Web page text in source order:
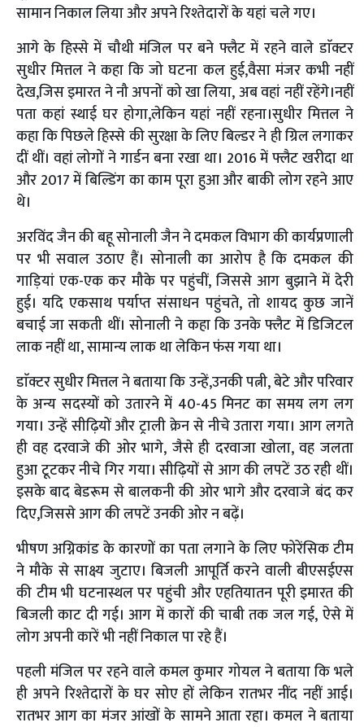
सामान निकाल लिया और अपने रिश्तेदारों के यहां चले गए।
आगे के हिस्से में चौथी मंजिल पर बने फ्लैट में रहने वाले डाॅक्टर
सुधीर मित्तल ने कहा कि जो घटना कल हुई,वैसा मंजर कभी नहीं
देख,जिस इमारत ने नौ अपनों को खा लिया, अब वहां नहीं रहेंगे।नहीं
पता कहां स्थाई घर होगा,लेकिन यहां नहीं रहना।सुधीर मित्तल ने
कहा कि पिछले हिस्से की सुरक्षा के लिए बिल्डर ने ही ग्रिल लगाकर
दीं थीं। वहां लोगों ने गार्डन बना रखा था। 2016 में फ्लैट खरीदा था
और 2017 में बिल्डिंग का काम पूरा हुआ और बाकी लोग रहने आए
थे।
अरविंद जैन की बहू सोनाली जैन ने दमकल विभाग की कार्यप्रणाली
पर भी सवाल उठाए हैं। सोनाली का आरोप है कि दमकल की
गाड़ियां एक-एक कर मौके पर पहुंचीं, जिससे आग बुझाने में देरी
हुई। यदि एकसाथ पर्याप्त संसाधन पहुंचते, तो शायद कुछ जानें
बचाई जा सकती थीं। सोनाली ने कहा कि उनके फ्लैट में डिजिटल
लाक नहीं था, सामान्य लाक था लेकिन फंस गया था।
डाॅक्टर सुधीर मित्तल ने बताया कि उन्हें,उनकी पत्नी, बेटे और परिवार
के अन्य सदस्यों को उतारने में 40-45 मिनट का समय लग लग
गया। उन्हें सीढ़ियों और ट्राली क्रेन से नीचे उतारा गया। आग लगते
ही वह दरवाजे की ओर भागे, जैसे ही दरवाजा खोला, वह जलता
हुआ टूटकर नीचे गिर गया। सीढ़ियों से आग की लपटें उठ रही थीं।
इसके बाद बेडरूम से बालकनी की ओर भागे और दरवाजे बंद कर
दिए,जिससे आग की लपटें उनकी ओर न बढ़ें।
भीषण अग्निकांड के कारणों का पता लगाने के लिए फोरेंसिक टीम
ने मौके से साक्ष्य जुटाए। बिजली आपूर्ति करने वाली बीएसईएस
की टीम भी घटनास्थल पर पहुंची और एहतियातन पूरी इमारत की
बिजली काट दी गई। आग में कारों की चाबी तक जल गई, ऐसे में
लोग अपनी कारें भी नहीं निकाल पा रहे हैं।
पहली मंजिल पर रहने वाले कमल कुमार गोयल ने बताया कि भले
ही अपने रिश्तेदारों के घर सोए हों लेकिन रातभर नींद नहीं आई।
रातभर आग का मंजर आंखों के सामने आता रहा। कमल ने बताया